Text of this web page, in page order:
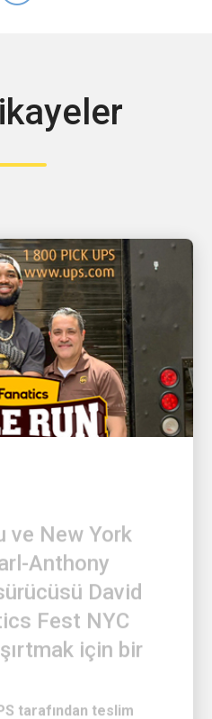
Anthony
David
Fest NYC
için bir
tarafından teslim
tarafından üretilen